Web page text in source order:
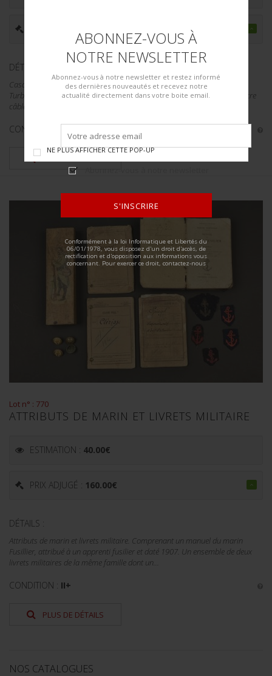
ABONNEZ-VOUS À
NOTRE NEWSLETTER
Abonnez-vous à notre newsletter et restez informé
des dernières nouveautés et recevez notre
actualité directement dans votre boite email.
S'INSCRIRE
Conformément à la loi Informatique et Libertés du
06/01/1978, vous disposez d'un droit d'accès, de
rectification et d'opposition aux informations vous
concernant. Pour exercer ce droit, contactez-nous
NE PLUS AFFICHER CETTE POP-UP
DÉTAILS :
Casquette de commandant de marine. En drap bleu foncé presque noir.
Turban garni de 4 galons dorés de commandant, calotte ornée d'une ancre
câblée en cannetille. Visière en cuir noirci doublée...
CONDITION :
Lot n° : 770
ATTRIBUTS DE MARIN ET LIVRETS MILITAIRE
ESTIMATION : 40.00€
PRIX ADJUGÉ : 160.00€
DÉTAILS :
Attributs de marin et livrets militaire. Comprenant un manuel du marin
Fusillier, attribué à un apprenti fusilier et daté 1907. Un ensemble de deux
livrets militaires de la même famille dont un...
CONDITION : II+
PLUS DE DÉTAILS
NOS CATALOGUES